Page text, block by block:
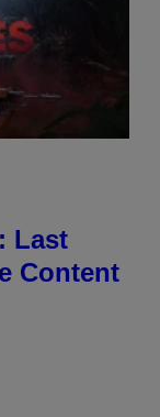
Last
Content